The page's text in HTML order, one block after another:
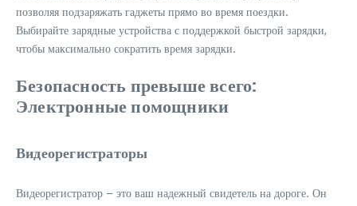
позволяя подзаряжать гаджеты прямо во время поездки.
Выбирайте зарядные устройства с поддержкой быстрой зарядки,
чтобы максимально сократить время зарядки.
Безопасность превыше всего:
Электронные помощники
Видеорегистраторы
Видеорегистратор – это ваш надежный свидетель на дороге. Он